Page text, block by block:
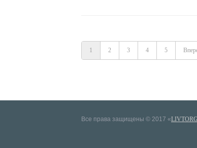
1 2 3 4 5
Все права защищены © 2017 «LIVTORG